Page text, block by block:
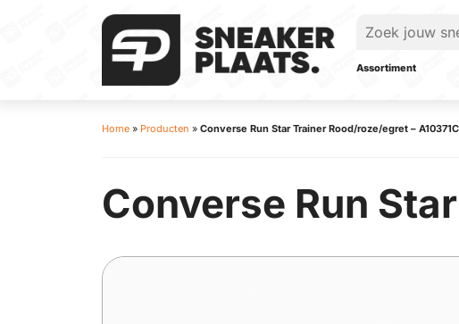
Assortiment
Home » Producten » Converse Run Star Trainer Rood/roze/egret – A10371C
Converse Run